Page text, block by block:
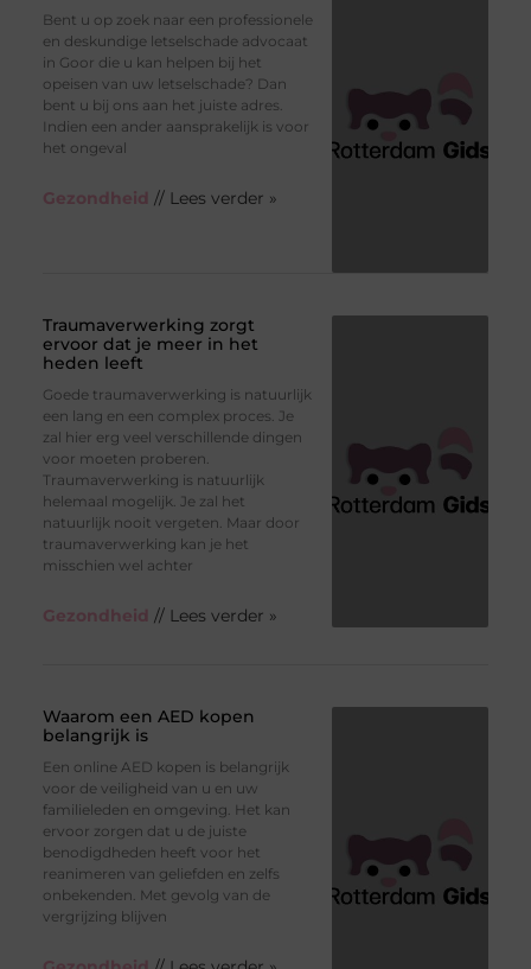
Bent u op zoek naar een professionele
en deskundige letselschade advocaat
in Goor die u kan helpen bij het
opeisen van uw letselschade? Dan
bent u bij ons aan het juiste adres.
Indien een ander aansprakelijk is voor
het ongeval
Gezondheid // Lees verder »
Traumaverwerking zorgt
ervoor dat je meer in het
heden leeft
Goede traumaverwerking is natuurlijk
een lang en een complex proces. Je
zal hier erg veel verschillende dingen
voor moeten proberen.
Traumaverwerking is natuurlijk
helemaal mogelijk. Je zal het
natuurlijk nooit vergeten. Maar door
traumaverwerking kan je het
misschien wel achter
Gezondheid // Lees verder »
Waarom een AED kopen
belangrijk is
Een online AED kopen is belangrijk
voor de veiligheid van u en uw
familieleden en omgeving. Het kan
ervoor zorgen dat u de juiste
benodigdheden heeft voor het
reanimeren van geliefden en zelfs
onbekenden. Met gevolg van de
vergrijzing blijven